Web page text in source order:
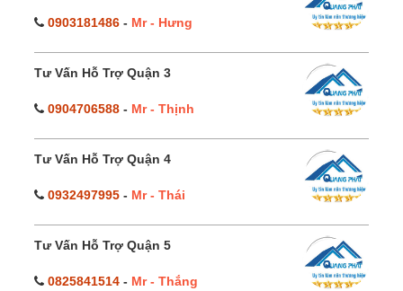
0903181486 - Mr - Hưng
Tư Vấn Hỗ Trợ Quận 3
0904706588 - Mr - Thịnh
Tư Vấn Hỗ Trợ Quận 4
0932497995 - Mr - Thái
Tư Vấn Hỗ Trợ Quận 5
0825841514 - Mr - Thắng